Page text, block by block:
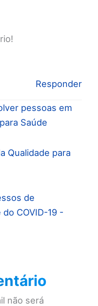
Responder
pessoas em
Saúde
Qualidade para
de
COVID-19 -
não será